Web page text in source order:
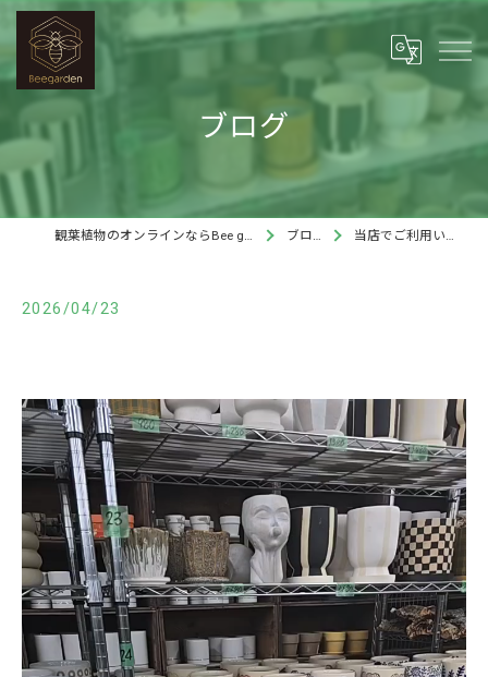
ブログ
観葉植物のオンラインならBee garden ブログ 当店でご利用いただ…
2026/04/23